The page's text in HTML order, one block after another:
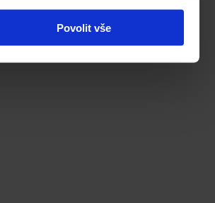
Povolit vše